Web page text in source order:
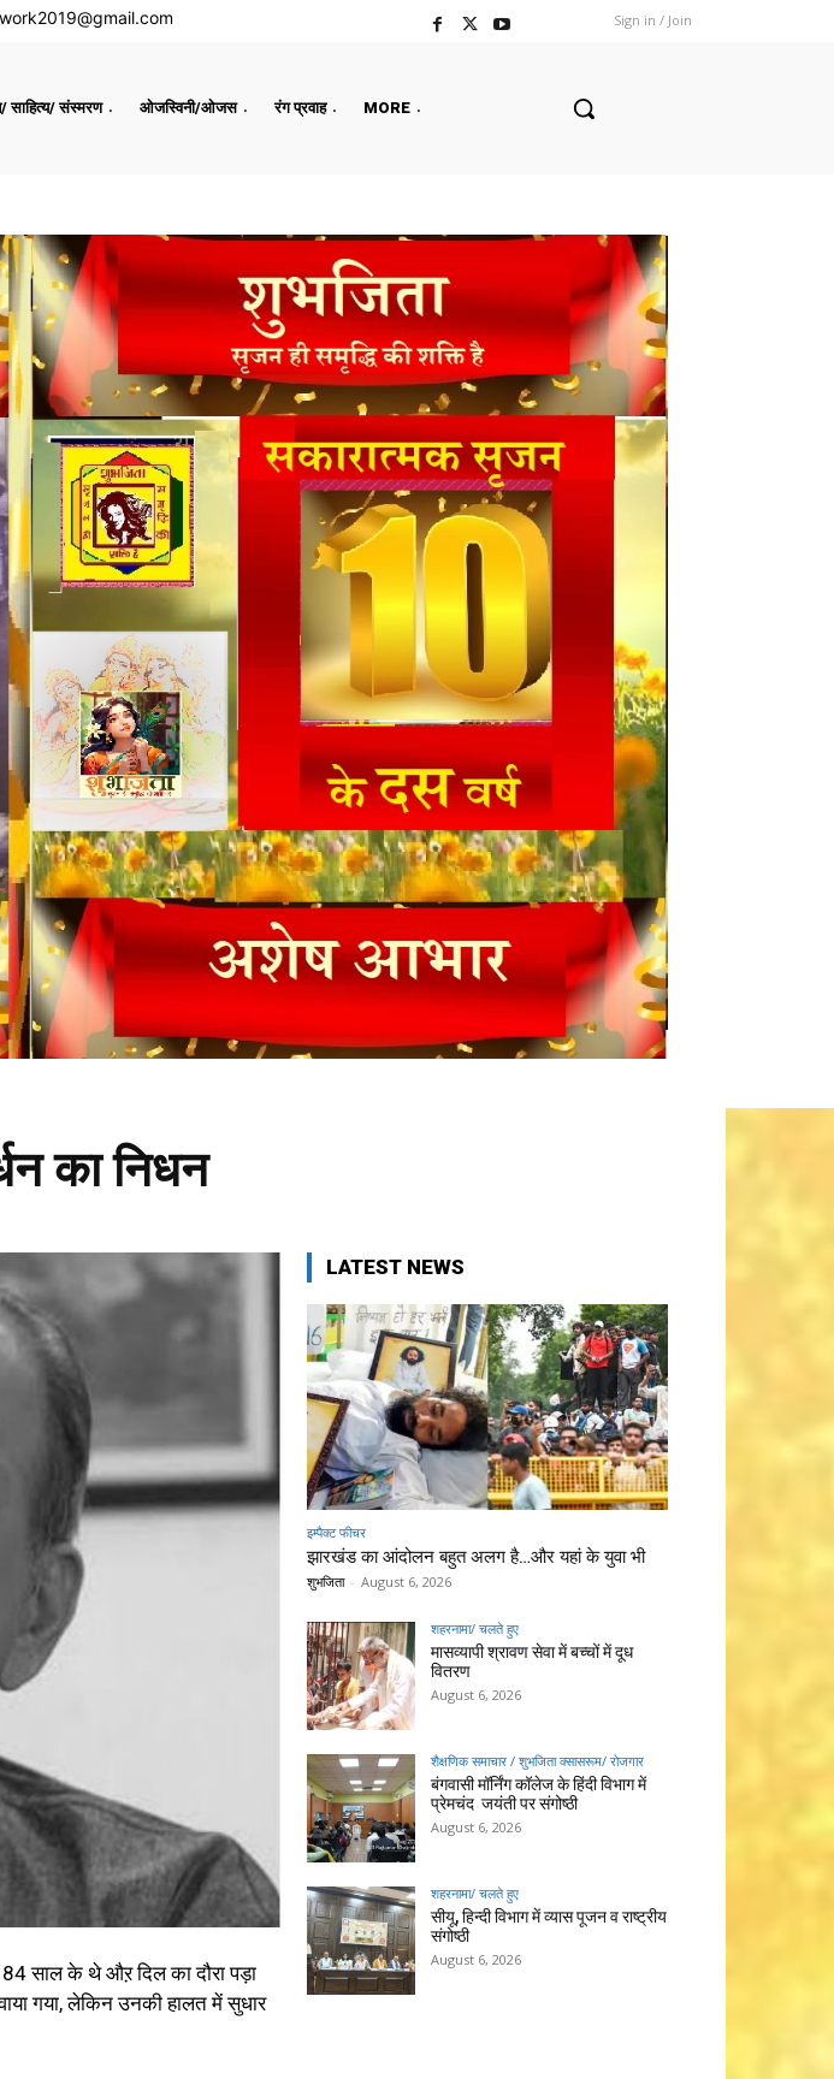
Sign in / Join
साहित्य/ संस्मरण ओजस्विनी/ओजस रंग प्रवाह MORE
का निधन
84 साल के थे औऱ दिल का दौरा पड़ा
गया, लेकिन उनकी हालत में सुधार
LATEST NEWS
इम्पैक्ट फीचर
झारखंड का आंदोलन बहुत अलग है…और यहां के युवा भी
शुभजिता - August 6, 2026
शहरनामा/ चलते हुए
मासव्यापी श्रावण सेवा में बच्चों में दूध
वितरण
August 6, 2026
शैक्षणिक समाचार / शुभजिता क्सासरूम/ रोजगार
बंगवासी मॉर्निंग कॉलेज के हिंदी विभाग में
प्रेमचंद जयंती पर संगोष्ठी
August 6, 2026
शहरनामा/ चलते हुए
सीयू, हिन्दी विभाग में व्यास पूजन व राष्ट्रीय
संगोष्ठी
August 6, 2026